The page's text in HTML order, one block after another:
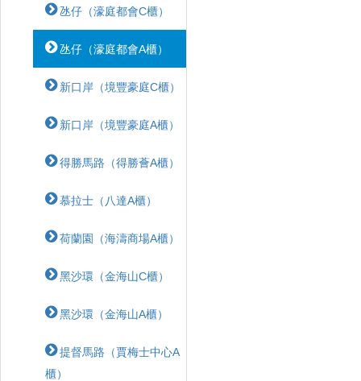
氹仔（濠庭都會C櫃）
氹仔（濠庭都會A櫃）
新口岸（境豐豪庭C櫃）
新口岸（境豐豪庭A櫃）
得勝馬路（得勝薈A櫃）
慕拉士（八達A櫃）
荷蘭園（海濤商場A櫃）
黑沙環（金海山C櫃）
黑沙環（金海山A櫃）
提督馬路（賈梅士中心A
櫃）